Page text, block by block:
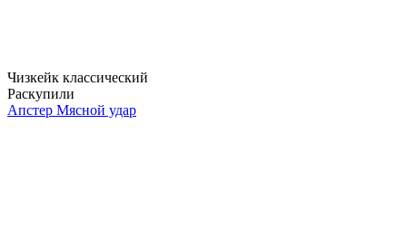
Чизкейк классический
Раскупили
Апстер Мясной удар